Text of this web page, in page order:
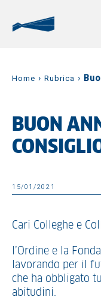
Home › Rubrica ›
BUON
15/01/2021
Cari Colleghe e
l’Ordine e la
lavorando per il
che ha obbligato
abitudini.